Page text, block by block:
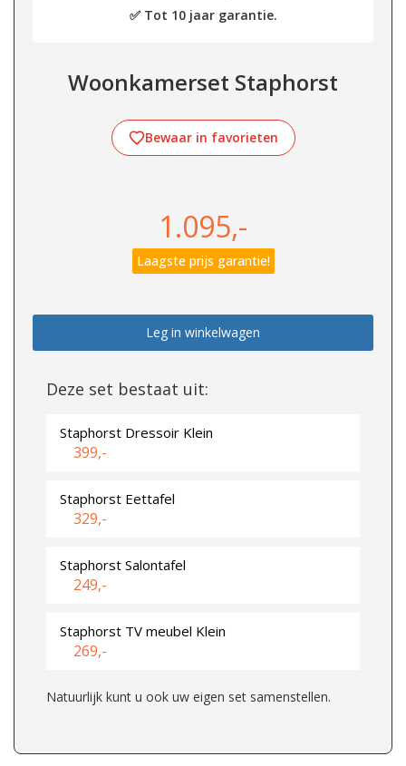
✅ Tot 10 jaar garantie.
Woonkamerset Staphorst
Bewaar in favorieten
1.095,-
Laagste prijs garantie!
Leg in winkelwagen
Deze set bestaat uit:
Staphorst Dressoir Klein
399,-
Staphorst Eettafel
329,-
Staphorst Salontafel
249,-
Staphorst TV meubel Klein
269,-
Natuurlijk kunt u ook uw eigen set samenstellen.